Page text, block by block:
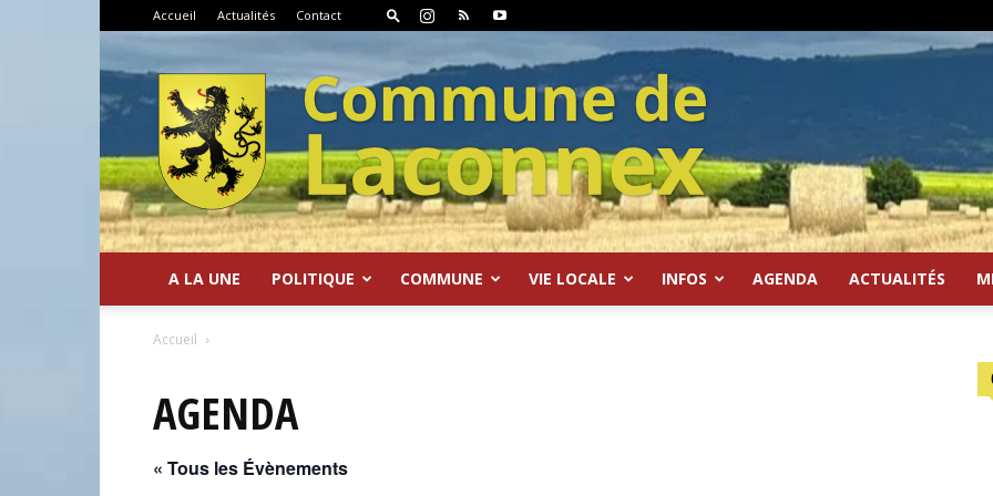
Accueil Actualités Contact
A LA UNE POLITIQUE COMMUNE VIE LOCALE INFOS AGENDA ACTUALITÉS
Accueil
AGENDA
« Tous les Évènements